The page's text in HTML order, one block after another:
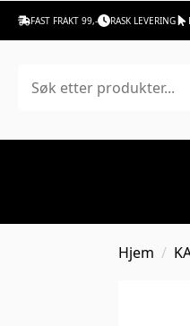
FAST FRAKT 99,- RASK LEVERING
Hjem